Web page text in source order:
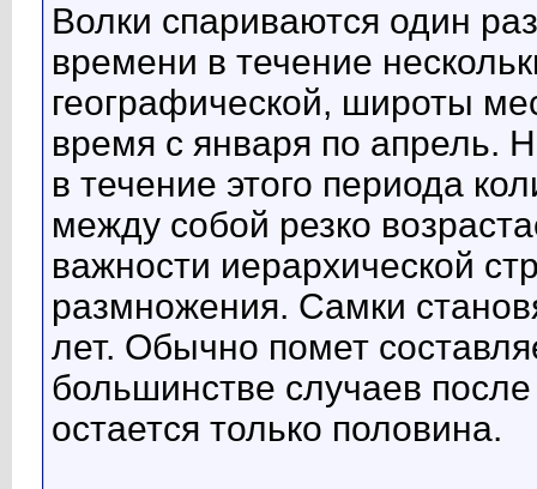
Волки спариваются один
времени в течение
географической, широты
время с января по апрель.
в течение этого периода
между собой резко
важности иерархической
размножения. Самки
лет. Обычно помет
большинстве случаев
остается только половина.